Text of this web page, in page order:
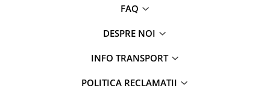
Sapun lichid,solid , spuma si sare
Lotiuni ,lapte,creme si uleiuri
FAQ
DESPRE NOI
INFO TRANSPORT
POLITICA RECLAMATII